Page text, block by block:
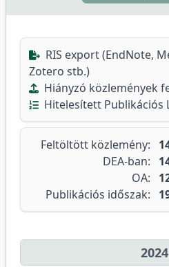
RIS export (EndNote,
Zotero stb.)
Hiányzó közlemények
Hitelesített Publikációs
Feltöltött közlemény:
DEA-ban:
OA:
Publikációs időszak:
2024